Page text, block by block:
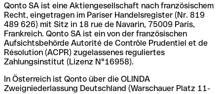
Qonto SA ist eine Aktiengesellschaft nach französischem
Recht, eingetragen im Pariser Handelsregister (Nr. 819
489 626) mit Sitz in 18 rue de Navarin, 75009 Paris,
Frankreich. Qonto SA ist ein von der französischen
Aufsichtsbehörde Autorité de Contrôle Prudentiel et de
Résolution (ACPR) zugelassenes reguliertes
Zahlungsinstitut (Lizenz N°16958).
In Österreich ist Qonto über die OLINDA
Zweigniederlassung Deutschland (Warschauer Platz 11-